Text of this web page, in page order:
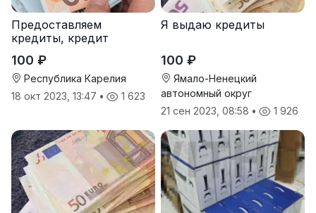
Предоставляем
кредиты, кредит
100 ₽
Республика Карелия
18 окт 2023, 13:47 • 1 623
Я выдаю кредиты
100 ₽
Ямало-Ненецкий
автономный округ
21 сен 2023, 08:58 • 1 926